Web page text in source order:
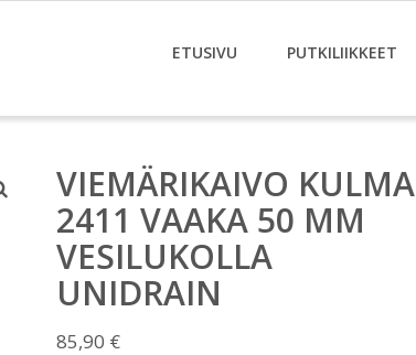
ETUSIVU PUTKILIIKKEET
VIEMÄRIKAIVO KULMA
2411 VAAKA 50 MM
VESILUKOLLA
UNIDRAIN
85,90 €